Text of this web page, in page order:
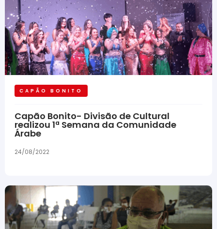
CAPÃO BONITO
Capão Bonito- Divisão de Cultural
realizou 1ª Semana da Comunidade
Árabe
24/08/2022